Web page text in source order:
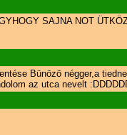
SAJNA NOT
Bünözö négger,a
az utca nevelt